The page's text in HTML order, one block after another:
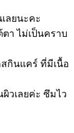
ลยนะคะ
า ไม่เป็นคราบ
กินแคร์ ที่มีเนื้อ
ผิวเลยค่ะ ซึมไว